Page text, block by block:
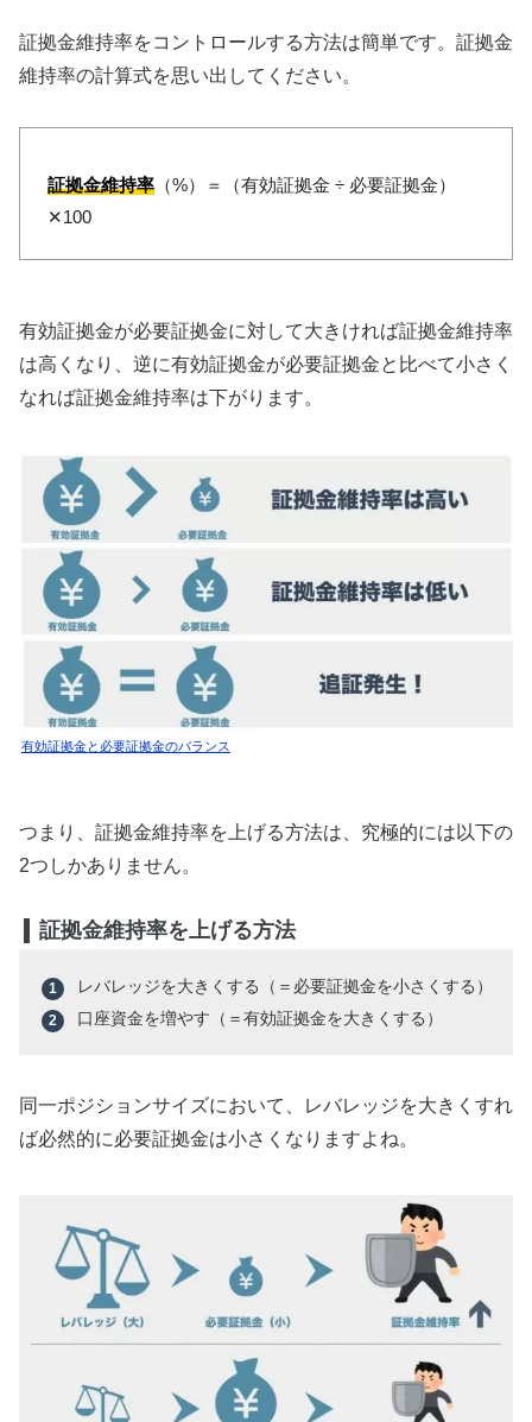
証拠金維持率をコントロールする方法は簡単です。証拠金
維持率の計算式を思い出してください。
証拠金維持率（%）＝（有効証拠金 ÷ 必要証拠金）
✕100
有効証拠金が必要証拠金に対して大きければ証拠金維持率
は高くなり、逆に有効証拠金が必要証拠金と比べて小さく
なれば証拠金維持率は下がります。
有効証拠金と必要証拠金のバランス
つまり、証拠金維持率を上げる方法は、究極的には以下の
2つしかありません。
証拠金維持率を上げる方法
レバレッジを大きくする（＝必要証拠金を小さくする）
口座資金を増やす（＝有効証拠金を大きくする）
同一ポジションサイズにおいて、レバレッジを大きくすれ
ば必然的に必要証拠金は小さくなりますよね。